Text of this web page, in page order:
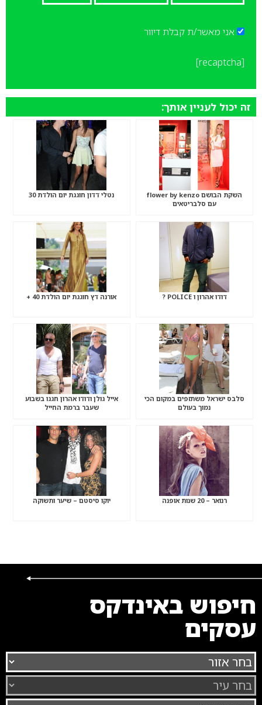
אני מאשר/ת קבלת דיוור
[recaptcha]
זה יכול לעניין אותך:
השקת הבושם flower by kenzo
עם סלבריטאים
נטלי דדון חוגגת יום הולדת 30
דודו אהרון ו POLICE ? אורנה דץ חוגגת יום הולדת 40 +
סלבס ישראל משתזפים במקום הכי
נמוך בעולם
אייל גולן ודודו אהרון חגגו בשבוע
שעבר ברמת החייל
רנואר – 20 שנות אופנה יוקו סיסטם – שיער ותשוקה
חיפוש באינדקס
עסקים